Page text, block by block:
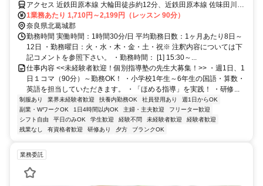
アクセス 近鉄田原本線 大輪田徒歩約12分、近鉄田原本線 佐味田川徒
歩約20分、ＪＲ和歌山線 畠田徒歩約23分 大輪田駅より徒歩12分
1業務あたり 1,710円～2,199円（レッスン 90分）
奈良県北葛城郡
勤務時間 実働時間：1時間30分/日 平均勤務日数：1ヶ月あたり8日～
12日 ・勤務曜日：火・水・木・金・土・祝※ 注釈内容については下
記コメントを参照下さい。 ・勤務時間： [1] 15:30～...
仕事内容 <<未経験者歓迎！個別指導塾の先生大募集！>> ・週1日、1
日１コマ（90分）～勤務OK！ ・小学校1年生～6年生の国語・算数・
英語を担当していただきます。 ・「ほめる指導」を実践！ ・研修...
制服あり 業界未経験者歓迎 扶養内勤務OK 社員登用あり
週1日からOK
副業・WワークOK
1日4時間以内OK 主婦・主夫歓迎
フリーター歓迎
シフト自由
平日のみOK 学生歓迎 経験不問 未経験者歓迎
経験者歓迎
残業なし
有資格者歓迎 研修あり 夕方 ブランクOK
業務委託